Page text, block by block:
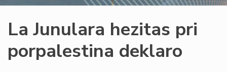
La Junulara hezitas pri
porpalestina deklaro